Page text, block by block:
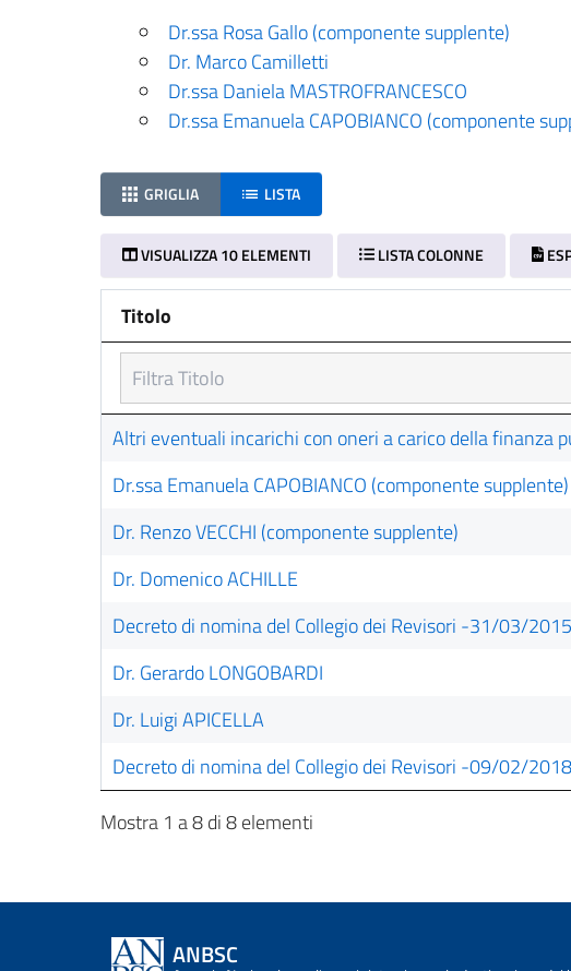
Dr.ssa Rosa Gallo (componente supplente)
Dr. Marco Camilletti
Dr.ssa Daniela MASTROFRANCESCO
Dr.ssa Emanuela CAPOBIANCO (componente
GRIGLIA LISTA
VISUALIZZA 10 ELEMENTI LISTA COLONNE
Titolo
Titolo
Altri eventuali incarichi con oneri a carico della finanza
Dr.ssa Emanuela CAPOBIANCO (componente supplente)
Dr. Renzo VECCHI (componente supplente)
Dr. Domenico ACHILLE
Decreto di nomina del Collegio dei Revisori -31/03/
Dr. Gerardo LONGOBARDI
Dr. Luigi APICELLA
Decreto di nomina del Collegio dei Revisori -09/02/
Mostra 1 a 8 di 8 elementi
ANBSC